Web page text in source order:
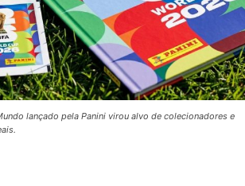
lançado pela Panini virou alvo de colecionadores e